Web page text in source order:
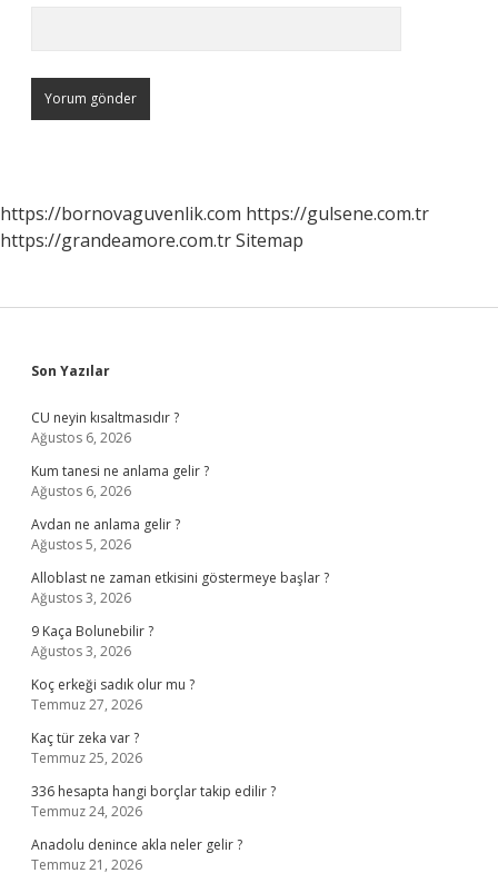
https://bornovaguvenlik.com https://gulsene.com.tr
https://grandeamore.com.trSitemap
Sidebar
Son Yazılar
CU neyin kısaltmasıdır ?
Ağustos 6, 2026
Kum tanesi ne anlama gelir ?
Ağustos 6, 2026
Avdan ne anlama gelir ?
Ağustos 5, 2026
Alloblast ne zaman etkisini göstermeye başlar ?
Ağustos 3, 2026
9 Kaça Bolunebilir ?
Ağustos 3, 2026
Koç erkeği sadık olur mu ?
Temmuz 27, 2026
Kaç tür zeka var ?
Temmuz 25, 2026
336 hesapta hangi borçlar takip edilir ?
Temmuz 24, 2026
Anadolu denince akla neler gelir ?
Temmuz 21, 2026